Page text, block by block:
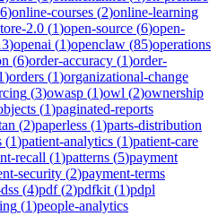
6)online-courses (2)online-learning
2.0 (1)open-source (6)open-
)openai (1)openclaw (85)operations
(6)order-accuracy (1)order-
)orders (1)organizational-change
(3)owasp (1)owl (2)ownership
(1)paginated-reports
(2)paperless (1)parts-distribution
(1)patient-analytics (1)patient-care
recall (1)patterns (5)payment
security (2)payment-terms
(4)pdf(2)pdfkit (1)pdpl
(1)people-analytics